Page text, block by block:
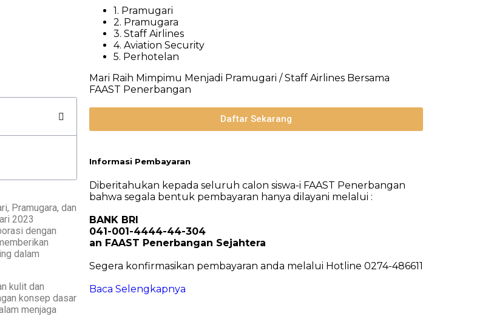
Pramugara, dan
2023
dengan
dalam
kulit dan
konsep dasar
menjaga
1. Pramugari
2. Pramugara
3. Staff Airlines
4. Aviation Security
5. Perhotelan
Mari Raih Mimpimu Menjadi Pramugari / Staff Airlines Bersama
FAAST Penerbangan
Daftar Sekarang
Informasi Pembayaran
Diberitahukan kepada seluruh calon siswa-i FAAST Penerbangan
bahwa segala bentuk pembayaran hanya dilayani melalui :
BANK BRI
041-001-4444-44-304
an FAAST Penerbangan Sejahtera
Segera konfirmasikan pembayaran anda melalui Hotline 0274-486611
Baca Selengkapnya